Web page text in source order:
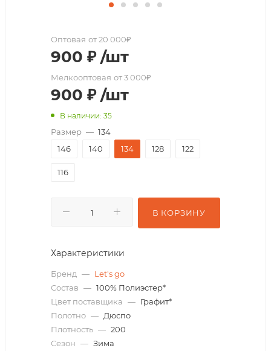
Оптовая от 20 000₽
900 ₽ /шт
Мелкооптовая от 3 000₽
900 ₽ /шт
В наличии: 35
Размер — 134
146
140 134 128 122
116
В КОРЗИНУ
Характеристики
Бренд — Let's go
Состав — 100% Полиэстер*
Цвет поставщика — Графит*
Полотно — Дюспо
Плотность — 200
Сезон — Зима